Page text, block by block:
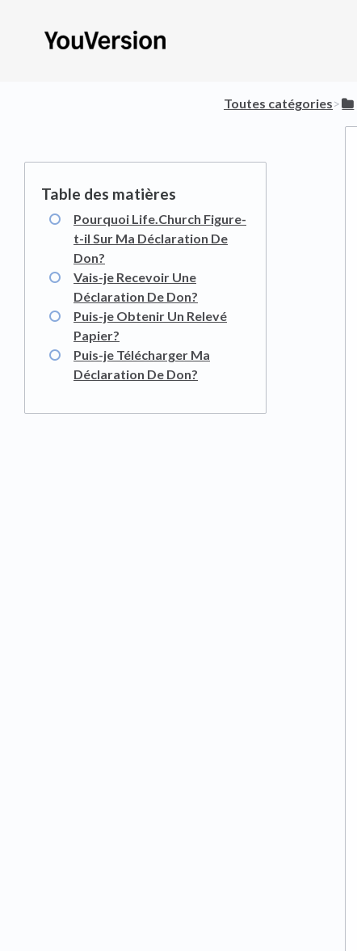
Toutes catégories​>​
Pourquoi Life.Church Figure-
t-il Sur Ma Déclaration De
Don?
Vais-je Recevoir Une
Déclaration De Don?
Puis-je Obtenir Un Relevé
Papier?
Puis-je Télécharger Ma
Déclaration De Don?